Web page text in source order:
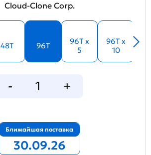
Cloud-Clone Corp.
48T 96T
96T x
5
96T x
10
Ближайшая поставка
30.09.26